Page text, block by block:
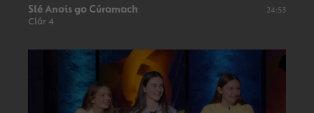
Slé Anois go Cúramach
Clár 4
24:53